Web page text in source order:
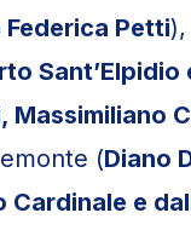
Petti
Massimiliano
(Diano
Cardinale e